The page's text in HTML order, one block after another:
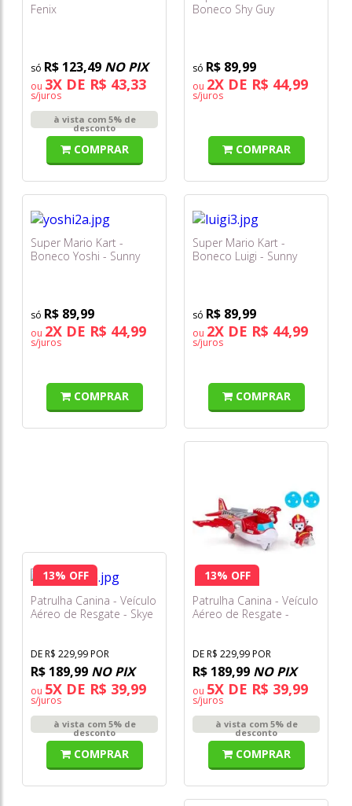
Fenix
R$ 123,49 NO PIX
ou 3X DE R$ 43,33
s/juros
à vista com 5% de
desconto
COMPRAR
Boneco Shy Guy
R$ 89,99
ou 2X DE R$ 44,99
s/juros
COMPRAR
Super Mario Kart -
Boneco Yoshi - Sunny
R$ 89,99
ou 2X DE R$ 44,99
s/juros
COMPRAR
Super Mario Kart -
Boneco Luigi - Sunny
R$ 89,99
ou 2X DE R$ 44,99
s/juros
COMPRAR
13% OFF
Patrulha Canina - Veículo
Aéreo de Resgate - Skye
DE R$ 229,99 POR
R$ 189,99 NO PIX
ou 5X DE R$ 39,99
s/juros
à vista com 5% de
desconto
COMPRAR
13% OFF
Patrulha Canina - Veículo
Aéreo de Resgate -
DE R$ 229,99 POR
R$ 189,99 NO PIX
ou 5X DE R$ 39,99
s/juros
à vista com 5% de
desconto
COMPRAR